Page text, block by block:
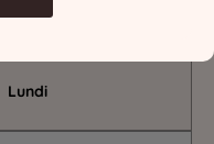
Lundi